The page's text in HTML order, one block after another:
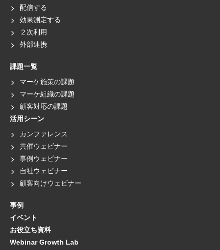
配信する
効果測定する
２次利用
外部連携
課題一覧
マーケ施策の課題
マーケ組織の課題
顧客対応の課題
活用シーン
カンファレンス
共催ウェビナー
事例ウェビナー
自社ウェビナー
顧客向けウェビナー
事例
イベント
お役立ち資料
Webinar Growth Lab